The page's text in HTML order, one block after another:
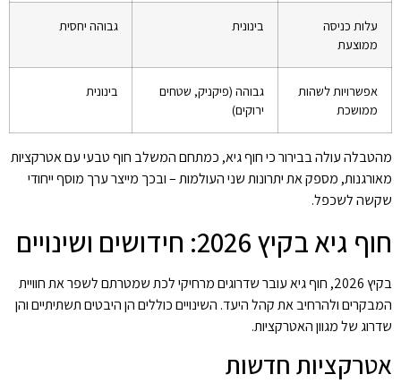
עלות כניסה
ממוצעת
בינונית גבוהה יחסית
אפשרויות לשהות
ממושכת
גבוהה (פיקניק, שטחים
ירוקים)
בינונית
מהטבלה עולה בבירור כי חוף גיא, כמתחם המשלב חוף טבעי עם אטרקציות
מאורגנות, מספק את יתרונות שני העולמות – ובכך מייצר ערך מוסף ייחודי
שקשה לשכפל.
חוף גיא בקיץ 2026: חידושים ושינויים
בקיץ 2026, חוף גיא עובר שדרוגים מרחיקי לכת שמטרתם לשפר את חוויית
המבקרים ולהרחיב את קהל היעד. השינויים כוללים הן היבטים תשתיתיים והן
שדרוג של מגוון האטרקציות.
אטרקציות חדשות